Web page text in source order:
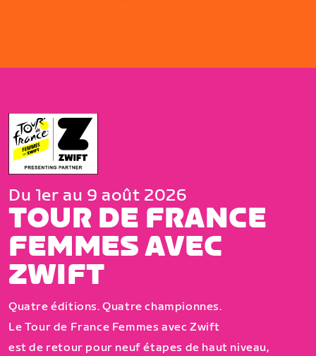
Du 1er au 9 août 2026
TOUR DE FRANCE
FEMMES AVEC
ZWIFT
Quatre éditions. Quatre championnes.
Le Tour de France Femmes avec Zwift
est de retour pour neuf étapes de haut niveau,